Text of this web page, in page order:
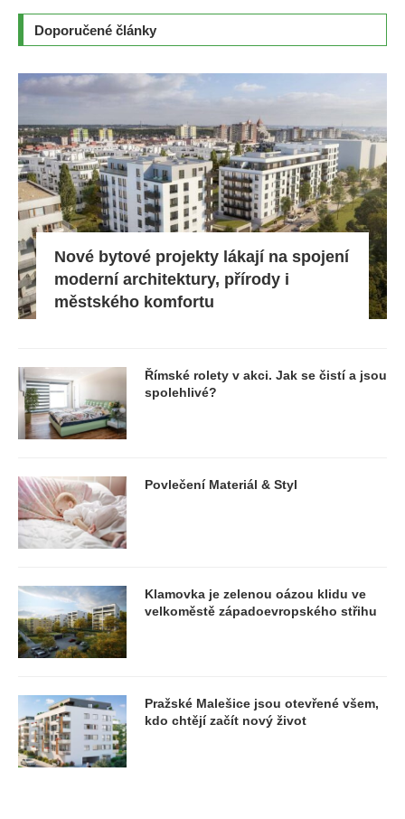
Doporučené články
Nové bytové projekty lákají na spojení
moderní architektury, přírody i
městského komfortu
Římské rolety v akci. Jak se čistí a jsou
spolehlivé?
Povlečení Materiál & Styl
Klamovka je zelenou oázou klidu ve
velkoměstě západoevropského střihu
Pražské Malešice jsou otevřené všem,
kdo chtějí začít nový život